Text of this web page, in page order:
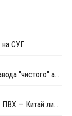
на СУГ
CF Industries приступила к строительству завода "чистого" аммиака за USD4 миллиарда
Геополитика перестраивает мировой рынок ПВХ — Китай лидирует в экспорте